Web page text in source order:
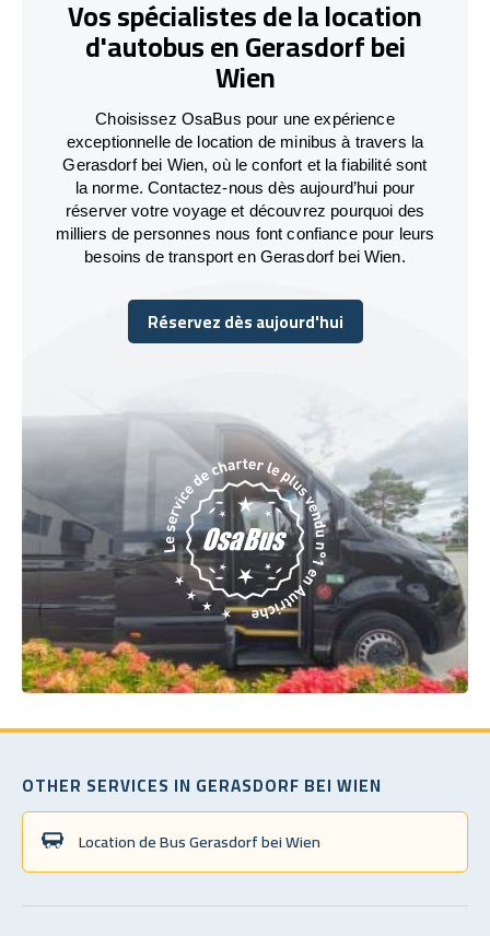
Vos spécialistes de la location
d'autobus en Gerasdorf bei
Wien
Choisissez OsaBus pour une expérience
exceptionnelle de location de minibus à travers la
Gerasdorf bei Wien, où le confort et la fiabilité sont
la norme. Contactez-nous dès aujourd’hui pour
réserver votre voyage et découvrez pourquoi des
milliers de personnes nous font confiance pour leurs
besoins de transport en Gerasdorf bei Wien.
Réservez dès aujourd'hui
Réservez dès aujourd'hui
OTHER SERVICES IN GERASDORF BEI WIEN
Location de Bus Gerasdorf bei Wien